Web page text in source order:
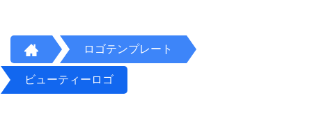
ロゴテンプレート
ビューティーロゴ